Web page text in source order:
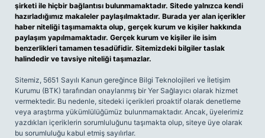
şirketi ile hiçbir bağlantısı bulunmamaktadır. Sitede yalnızca kendi
hazırladığımız makaleler paylaşılmaktadır. Burada yer alan içerikler
haber niteliği taşımamakta olup, gerçek kurum ve kişiler hakkında
paylaşım yapılmamaktadır. Gerçek kurum ve kişiler ile isim
benzerlikleri tamamen tesadüfidir. Sitemizdeki bilgiler taslak
halindedir ve tavsiye niteliği taşımazlar.
Sitemiz, 5651 Sayılı Kanun gereğince Bilgi Teknolojileri ve İletişim
Kurumu (BTK) tarafından onaylanmış bir Yer Sağlayıcı olarak hizmet
vermektedir. Bu nedenle, sitedeki içerikleri proaktif olarak denetleme
veya araştırma yükümlülüğümüz bulunmamaktadır. Ancak, üyelerimiz
yazdıkları içeriklerin sorumluluğunu taşımakta olup, siteye üye olarak
bu sorumluluğu kabul etmiş sayılırlar.